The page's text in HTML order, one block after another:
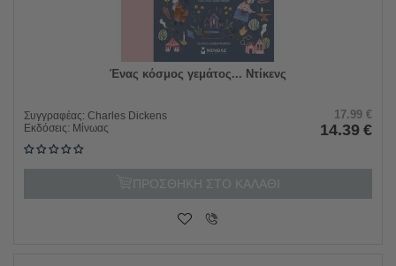
Ένας κόσμος γεμάτος... Ντίκενς
Συγγραφέας: Charles Dickens
Εκδόσεις: Μίνωας
17.99 €
14.39 €
ΠΡΟΣΘΗΚΗ ΣΤΟ ΚΑΛΑΘΙ